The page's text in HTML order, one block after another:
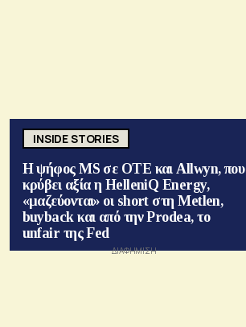
INSIDE STORIES
Η ψήφος MS σε ΟΤΕ και Allwyn, που
κρύβει αξία η HelleniQ Energy,
«μαζεύονται» οι short στη Metlen,
buyback και από την Prodea, το
unfair της Fed